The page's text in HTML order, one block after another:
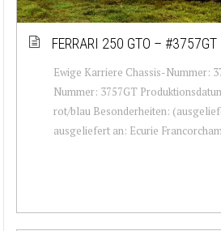
FERRARI 250 GTO – #3757GT
Ewige Karriere Chassis-Nummer:
Nummer: 3757GT
rot/blau Besonderheiten:
ausgeliefert an: Ecurie